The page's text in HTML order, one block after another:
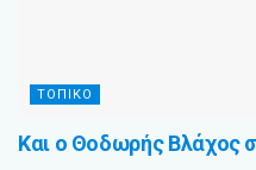
ΤΟΠΙΚΟ
Και ο Θοδωρής Βλάχος